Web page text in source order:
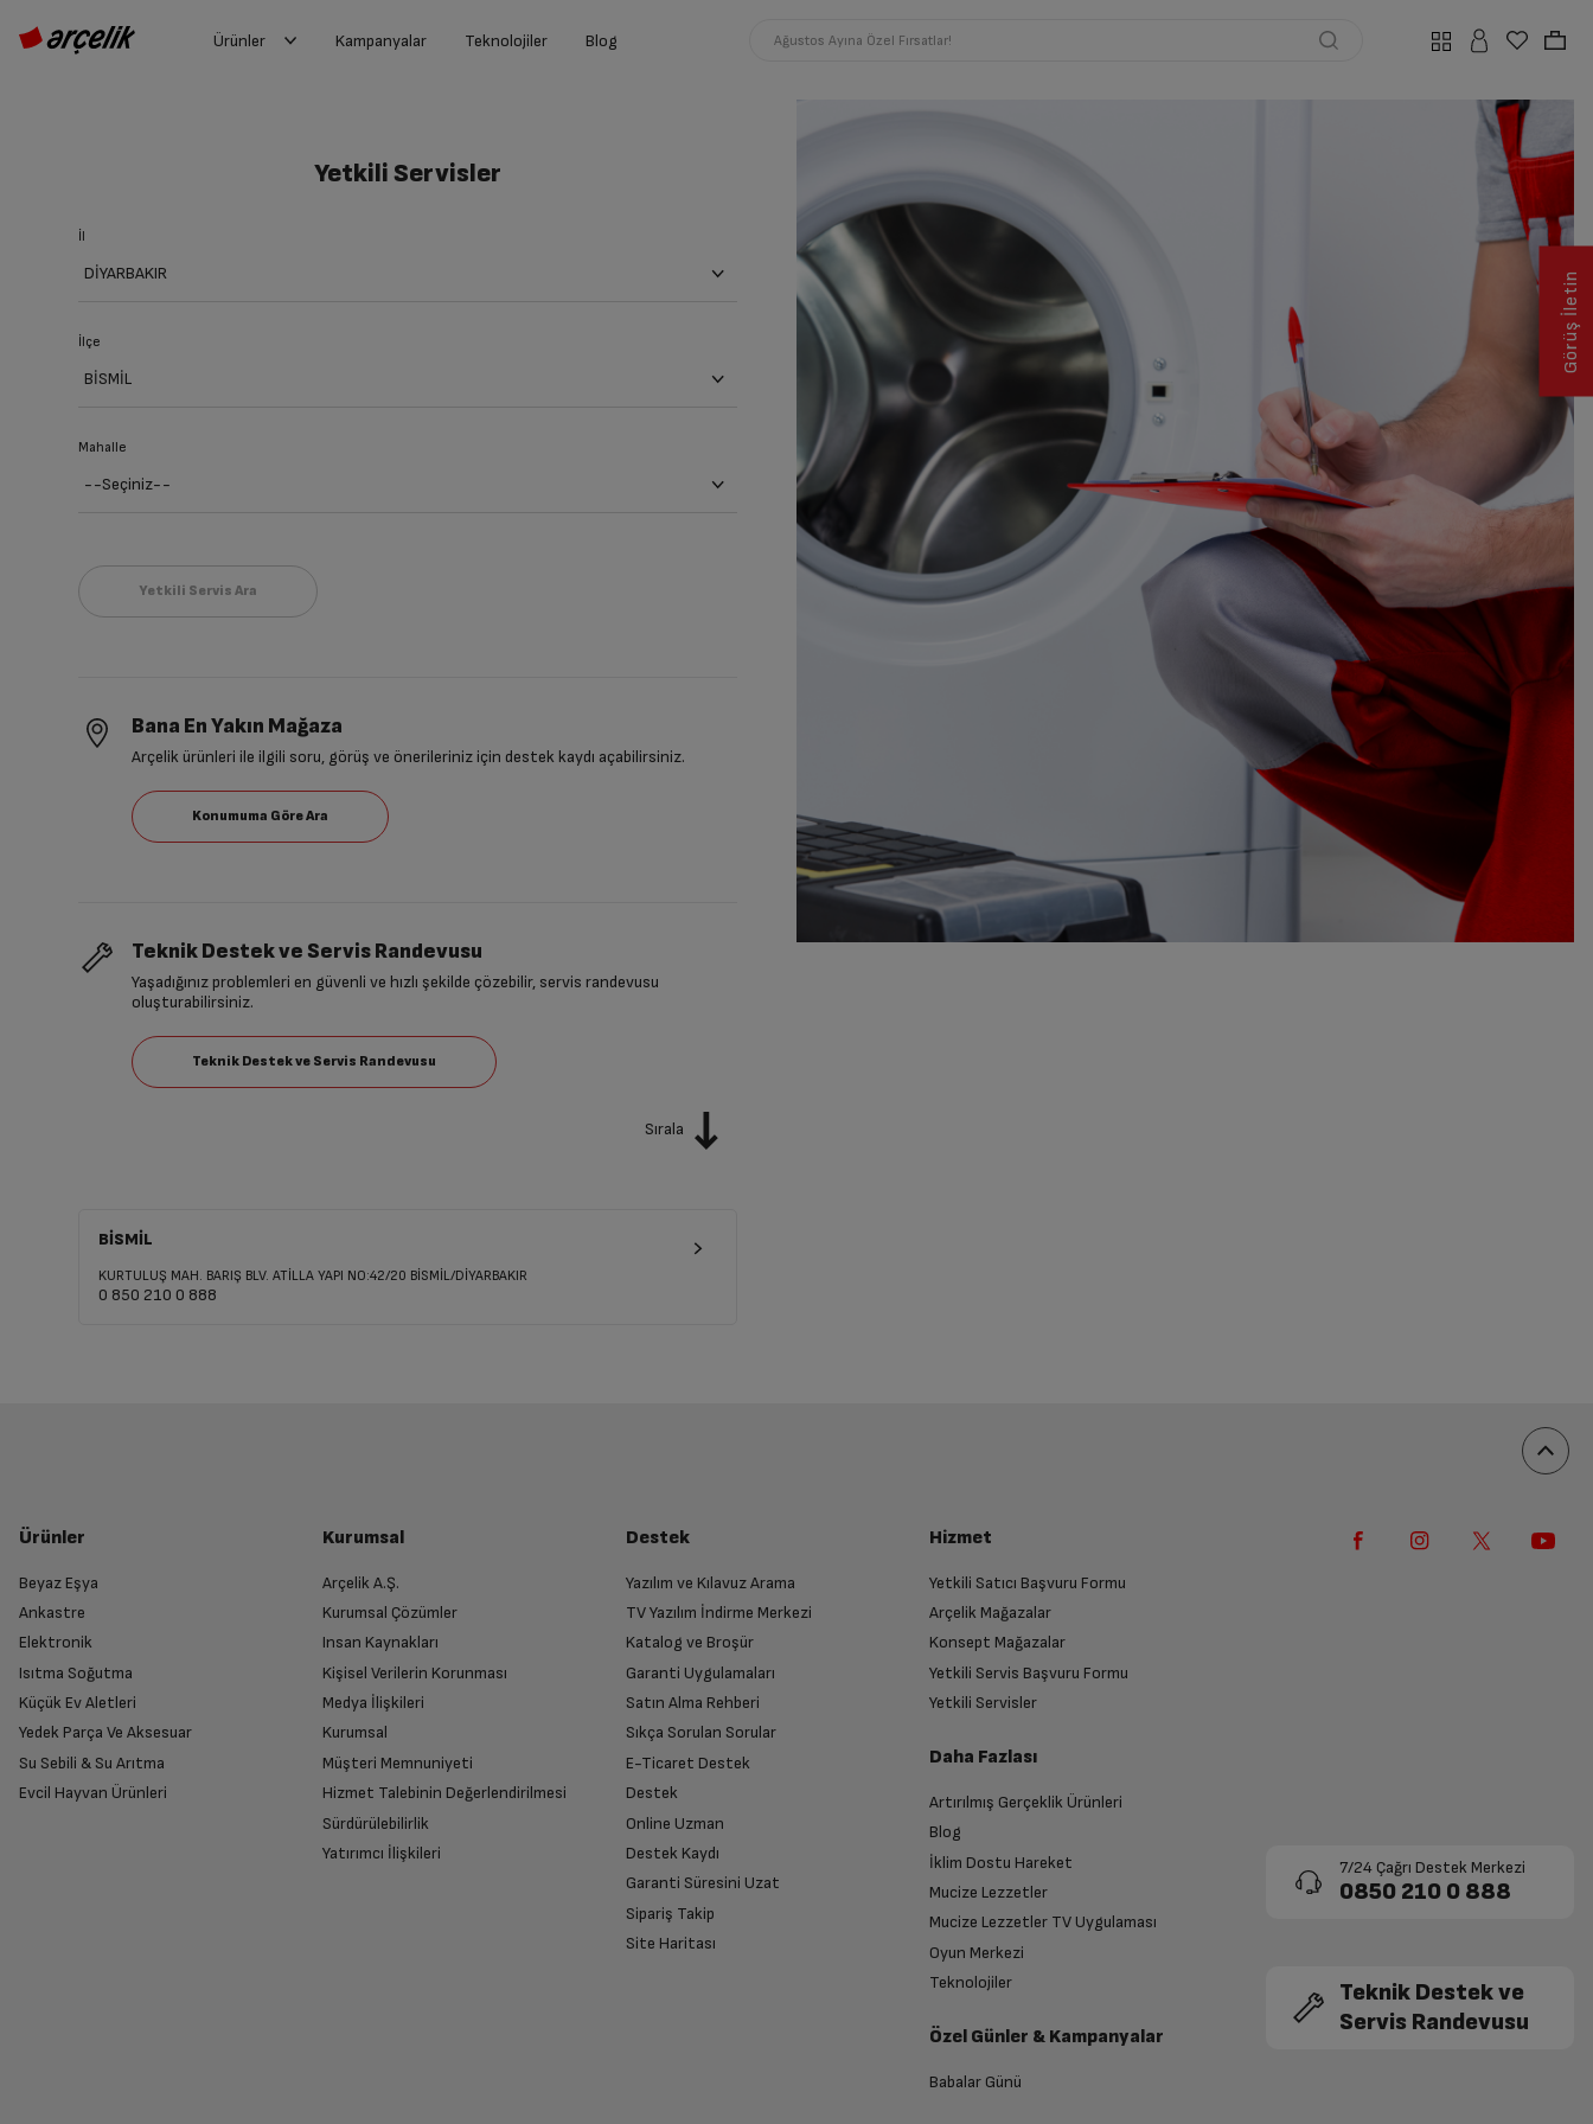
Ürünler Kampanyalar Teknolojiler Blog Ağustos Ayına Özel Fırsatlar!
Yetkili Servisler
İl
İlçe
Mahalle
Bana En Yakın Mağaza
Arçelik ürünleri ile ilgili soru, görüş ve önerileriniz için destek kaydı açabilirsiniz.
Teknik Destek ve Servis Randevusu
Yaşadığınız problemleri en güvenli ve hızlı şekilde çözebilir, servis randevusu
oluşturabilirsiniz.
Sırala
BİSMİL
KURTULUŞ MAH. BARIŞ BLV. ATİLLA YAPI NO:42/20 BİSMİL/DİYARBAKIR
0 850 210 0 888
Ürünler
Beyaz Eşya
Ankastre
Elektronik
Isıtma Soğutma
Küçük Ev Aletleri
Yedek Parça Ve Aksesuar
Su Sebili & Su Arıtma
Evcil Hayvan Ürünleri
Kurumsal
Arçelik A.Ş.
Kurumsal Çözümler
Insan Kaynakları
Kişisel Verilerin Korunması
Medya İlişkileri
Kurumsal
Müşteri Memnuniyeti
Hizmet Talebinin Değerlendirilmesi
Sürdürülebilirlik
Yatırımcı İlişkileri
Destek
Yazılım ve Kılavuz Arama
TV Yazılım İndirme Merkezi
Katalog ve Broşür
Garanti Uygulamaları
Satın Alma Rehberi
Sıkça Sorulan Sorular
E-Ticaret Destek
Destek
Online Uzman
Destek Kaydı
Garanti Süresini Uzat
Sipariş Takip
Site Haritası
Hizmet
Yetkili Satıcı Başvuru Formu
Arçelik Mağazalar
Konsept Mağazalar
Yetkili Servis Başvuru Formu
Yetkili Servisler
Daha Fazlası
Artırılmış Gerçeklik Ürünleri
Blog
İklim Dostu Hareket
Mucize Lezzetler
Mucize Lezzetler TV Uygulaması
Oyun Merkezi
Teknolojiler
Özel Günler & Kampanyalar
Babalar Günü
7/24 Çağrı Destek Merkezi
0850 210 0 888
Teknik Destek ve
Servis Randevusu
Görüş İletin